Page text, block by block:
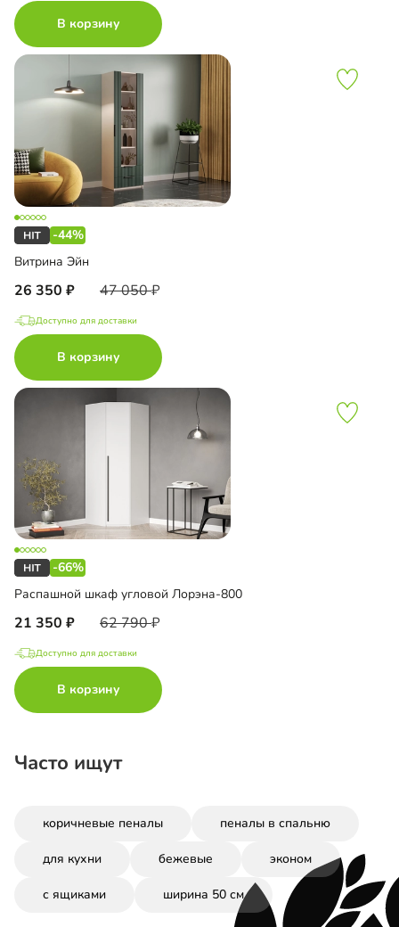
В корзину
-44%
Витрина Эйн
26 350 47 050
Доступно для доставки
В корзину
-66%
Распашной шкаф угловой Лорэна-800
21 350 62 790
Доступно для доставки
В корзину
Часто ищут
коричневые пеналы пеналы в спальню
для кухни бежевые эконом
с ящиками ширина 50 см